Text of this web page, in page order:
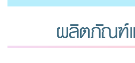
ผลิตภัณฑ์แ